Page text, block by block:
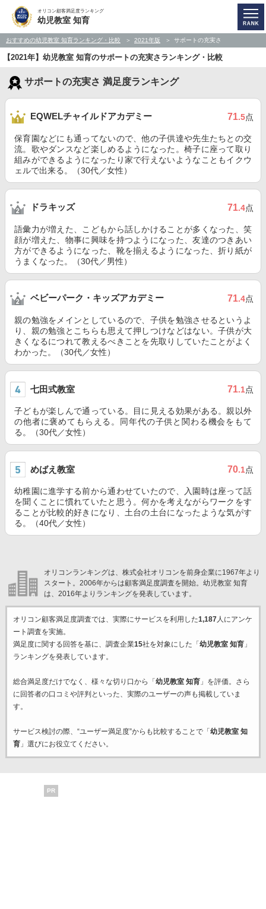
オリコン顧客満足度ランキング
幼児教室 知育
おすすめの幼児教室 知育ランキング・比較 2021年版 サポートの充実さ
【2021年】幼児教室 知育のサポートの充実さランキング・比較
サポートの充実さ 満足度ランキング
EQWELチャイルドアカデミー 71.5点
保育園などにも通ってないので、他の子供達や先生たちとの交
流。歌やダンスなど楽しめるようになった。椅子に座って取り
組みができるようになったり家で行えないようなこともイクウ
ェルで出来る。（30代／女性）
ドラキッズ 71.4点
語彙力が増えた、こどもから話しかけることが多くなった、笑
顔が増えた、物事に興味を持つようになった、友達のつきあい
方ができるようになった、靴を揃えるようになった、折り紙が
うまくなった。（30代／男性）
ベビーパーク・キッズアカデミー 71.4点
親の勉強をメインとしているので、子供を勉強させるというよ
り、親の勉強とこちらも思えて押しつけなどはない。子供が大
きくなるにつれて教えるべきことを先取りしていたことがよく
わかった。（30代／女性）
七田式教室 71.1点
子どもが楽しんで通っている。目に見える効果がある。親以外
の他者に褒めてもらえる。同年代の子供と関わる機会をもて
る。（30代／女性）
めばえ教室 70.1点
幼稚園に進学する前から通わせていたので、入園時は座って話
を聞くことに慣れていたと思う。何かを考えながらワークをす
ることが比較的好きになり、土台の土台になったような気がす
る。（40代／女性）
オリコンランキングは、株式会社オリコンを前身企業に1967年より
スタート。2006年からは顧客満足度調査を開始。幼児教室 知育
は、2016年よりランキングを発表しています。
オリコン顧客満足度調査では、実際にサービスを利用した1,187人にアンケ
ート調査を実施。
満足度に関する回答を基に、調査企業15社を対象にした「 幼児教室 知育」
ランキングを発表しています。
総合満足度だけでなく、様々な切り口から「 幼児教室 知育」を評価。さら
に回答者の口コミや評判といった、実際のユーザーの声も掲載していま
す。
サービス検討の際、“ユーザー満足度”からも比較することで「 幼児教室 知
育」選びにお役立てください。
PR